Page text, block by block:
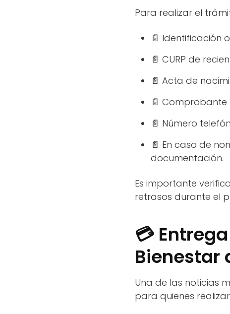
Para realizar el
📄 Identificación
📄 CURP de
📄 Acta de
📄 Comprobante
📄 Número
📄 En caso de
documentación.
Es importante
retrasos durante el
💳
Bienestar
Una de las noticias
para quienes